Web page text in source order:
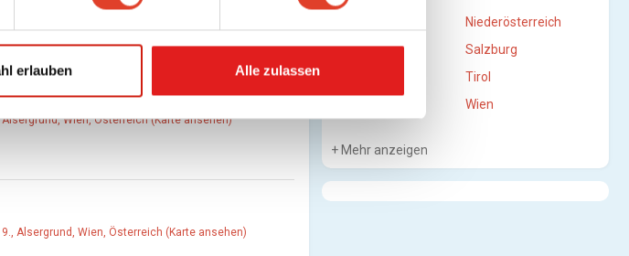
erlauben Alle zulassen
Niederösterreich
Oberösterreich
Salzburg
Tirol
Wien
Mehr anzeigen
Alsergrund, Wien, Austria (Karte ansehen)
Wien, Österreich (Karte ansehen)
Alsergrund, Wien, Österreich (Karte ansehen)